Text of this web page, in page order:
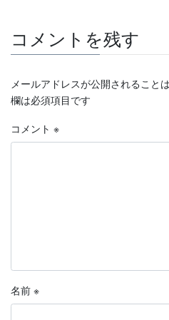
コメントを残す
メールアドレスが公開されること
欄は必須項目です
コメント ※
名前 ※